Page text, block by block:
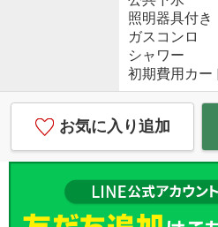
照明器具付き
ガスコンロ
シャワー
初期費用カー
お気に入り追加